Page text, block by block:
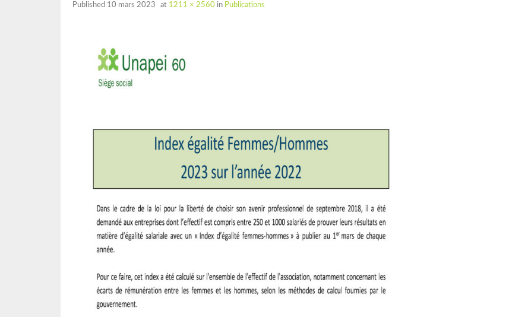
Published 10 mars 2023 at 1211 × 2560 in Publications